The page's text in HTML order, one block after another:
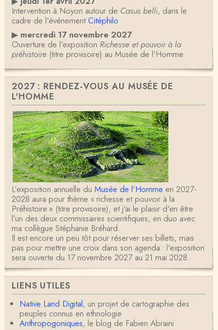
Intervention à Noyon autour de Casus belli, dans le
cadre de l'événementCitéphilo
▶ mercredi 17 novembre 2027
Ouverture de l'exposition Richesse et pouvoir à la
préhistoire(titre provisoire) au Musée de l'Homme
2027 : RENDEZ-VOUS AU MUSÉE DE
L'HOMME
L’exposition annuelle du Musée de l’Homme en 2027-
2028 aura pour thème « richesse et pouvoir à la
Préhistoire » (titre provisoire), et j'ai le plaisir d'en être
l’un des deux commissaires scientifiques, en duo avec
ma collègue Stéphanie Bréhard.
Il est encore un peu tôt pour réserver ses billets, mais
pas pour mettre une croix dans son agenda : l'exposition
sera ouverte du 17 novembre 2027 au 21 mai 2028.
LIENS UTILES
Native Land Digital, un projet de cartographie des
peuples connus en ethnologie
Anthropogoniques, le blog de Fabien Abraini